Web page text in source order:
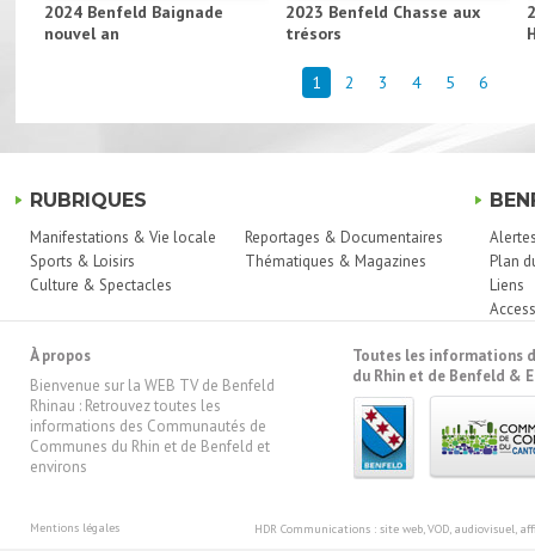
2024 Benfeld Baignade
nouvel an
2023 Benfeld Chasse aux
trésors
1 2 3 4 5 6
RUBRIQUES
Manifestations & Vie locale
Sports & Loisirs
Culture & Spectacles
Reportages & Documentaires
Thématiques & Magazines
Plan
Liens
À propos
Bienvenue sur la WEB TV de Benfeld
Rhinau : Retrouvez toutes les
informations des Communautés de
Communes du Rhin et de Benfeld et
environs
Toutes les informations
du Rhin et de Benfeld &
Mentions légales HDR Communications : site web, VOD, audiovisuel,